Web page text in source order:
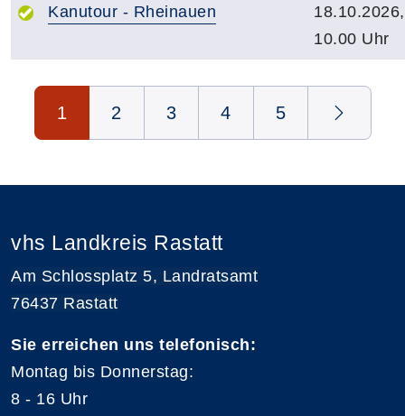
Kanutour - Rheinauen
18.10.2026,
10.00 Uhr
1 2 3 4 5
vhs Landkreis Rastatt
Am Schlossplatz 5, Landratsamt
76437 Rastatt
Sie erreichen uns telefonisch:
Montag bis Donnerstag:
8 - 16 Uhr